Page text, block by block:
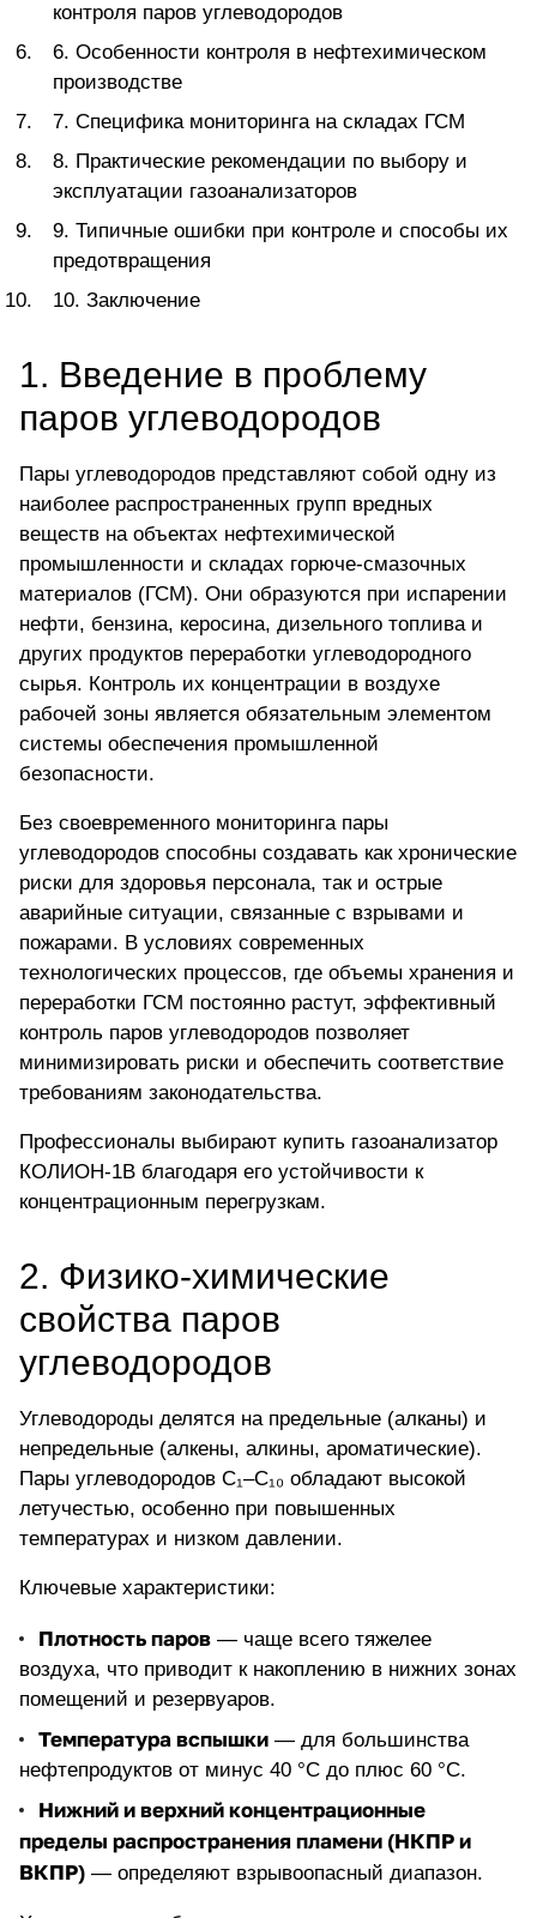
контроля паров углеводородов
6. Особенности контроля в нефтехимическом
производстве
7. Специфика мониторинга на складах ГСМ
8. Практические рекомендации по выбору и
эксплуатации газоанализаторов
9. Типичные ошибки при контроле и способы их
предотвращения
10. Заключение
1. Введение в проблему
паров углеводородов
Пары углеводородов представляют собой одну из
наиболее распространенных групп вредных
веществ на объектах нефтехимической
промышленности и складах горюче-смазочных
материалов (ГСМ). Они образуются при испарении
нефти, бензина, керосина, дизельного топлива и
других продуктов переработки углеводородного
сырья. Контроль их концентрации в воздухе
рабочей зоны является обязательным элементом
системы обеспечения промышленной
безопасности.
Без своевременного мониторинга пары
углеводородов способны создавать как хронические
риски для здоровья персонала, так и острые
аварийные ситуации, связанные с взрывами и
пожарами. В условиях современных
технологических процессов, где объемы хранения и
переработки ГСМ постоянно растут, эффективный
контроль паров углеводородов позволяет
минимизировать риски и обеспечить соответствие
требованиям законодательства.
Профессионалы выбирают купить газоанализатор
КОЛИОН-1В благодаря его устойчивости к
концентрационным перегрузкам.
2. Физико-химические
свойства паров
углеводородов
Углеводороды делятся на предельные (алканы) и
непредельные (алкены, алкины, ароматические).
Пары углеводородов C₁–C₁₀ обладают высокой
летучестью, особенно при повышенных
температурах и низком давлении.
Ключевые характеристики:
Плотность паров — чаще всего тяжелее
воздуха, что приводит к накоплению в нижних зонах
помещений и резервуаров.
Температура вспышки — для большинства
нефтепродуктов от минус 40 °C до плюс 60 °C.
Нижний и верхний концентрационные
пределы распространения пламени (НКПР и
ВКПР) — определяют взрывоопасный диапазон.